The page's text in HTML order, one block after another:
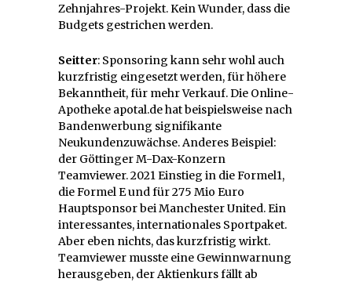
Zehnjahres-Projekt. Kein Wunder, dass die
Budgets gestrichen werden.
Seitter: Sponsoring kann sehr wohl auch
kurzfristig eingesetzt werden, für höhere
Bekanntheit, für mehr Verkauf. Die Online-
Apotheke apotal.de hat beispielsweise nach
Bandenwerbung signifikante
Neukundenzuwächse. Anderes Beispiel:
der Göttinger M-Dax-Konzern
Teamviewer. 2021 Einstieg in die Formel1,
die Formel E und für 275 Mio Euro
Hauptsponsor bei Manchester United. Ein
interessantes, internationales Sportpaket.
Aber eben nichts, das kurzfristig wirkt.
Teamviewer musste eine Gewinnwarnung
herausgeben, der Aktienkurs fällt ab